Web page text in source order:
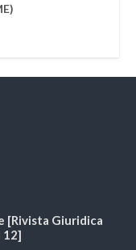
[Rivista Giuridica
12]